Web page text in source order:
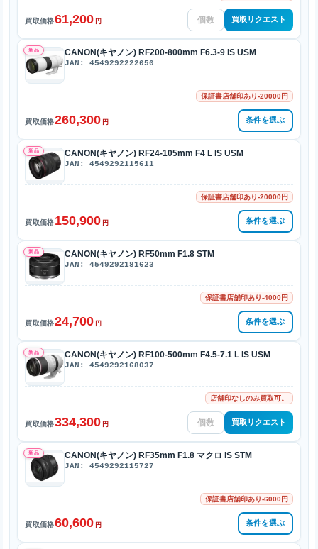
買取価格61,200 円 買取リクエスト
新品 CANON(キヤノン) RF200-800mm F6.3-9 IS USM
JAN: 4549292222050
保証書店舗印あり-20000円
買取価格260,300 円 条件を選ぶ
新品 CANON(キヤノン) RF24-105mm F4 L IS USM
JAN: 4549292115611
保証書店舗印あり-20000円
買取価格150,900 円 条件を選ぶ
新品 CANON(キヤノン) RF50mm F1.8 STM
JAN: 4549292181623
保証書店舗印あり-4000円
買取価格24,700 円 条件を選ぶ
新品 CANON(キヤノン) RF100-500mm F4.5-7.1 L IS USM
JAN: 4549292168037
店舗印なしのみ買取可。
買取価格334,300 円 買取リクエスト
新品 CANON(キヤノン) RF35mm F1.8 マクロ IS STM
JAN: 4549292115727
保証書店舗印あり-6000円
買取価格60,600 円 条件を選ぶ